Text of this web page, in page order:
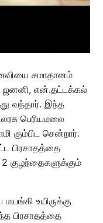
சமாதானம்
ஜனனி, என்.தட்டக்கல்
வந்தார். இந்த
பெரியமலை
கும்பிட சென்றார்.
பிரசாதத்தை
குழந்தைகளுக்கும்
உயிருக்கு
பிரசாதத்தை